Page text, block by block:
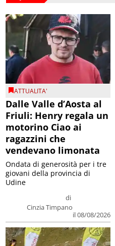
ATTUALITA'
Dalle Valle d’Aosta al
Friuli: Henry regala un
motorino Ciao ai
ragazzini che
vendevano limonata
di
Cinzia Timpano
il 08/08/2026
Ondata di generosità per i tre
giovani della provincia di
Udine